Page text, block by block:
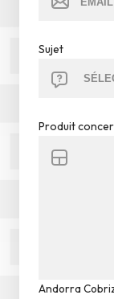
Sujet
Produit
Andorra